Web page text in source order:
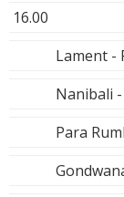
16.00
Lament -
Nanibali -
Para